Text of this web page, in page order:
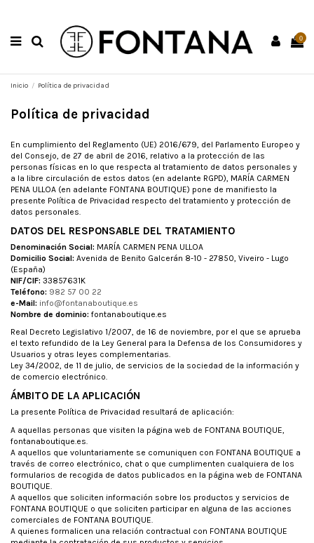
0
Inicio Política de privacidad
Política de privacidad
En cumplimiento del Reglamento (UE) 2016/679, del Parlamento Europeo y
del Consejo, de 27 de abril de 2016, relativo a la protección de las
personas físicas en lo que respecta al tratamiento de datos personales y
a la libre circulación de estos datos (en adelante RGPD), MARÍA CARMEN
PENA ULLOA (en adelante FONTANA BOUTIQUE) pone de manifiesto la
presente Política de Privacidad respecto del tratamiento y protección de
datos personales.
DATOS DEL RESPONSABLE DEL TRATAMIENTO
Denominación Social: MARÍA CARMEN PENA ULLOA
Domicilio Social: Avenida de Benito Galcerán 8-10 - 27850, Viveiro - Lugo
(España)
NIF/CIF: 33857631K
Teléfono: 982 57 00 22
e-Mail: info@fontanaboutique.es
Nombre de dominio: fontanaboutique.es
Real Decreto Legislativo 1/2007, de 16 de noviembre, por el que se aprueba
el texto refundido de la Ley General para la Defensa de los Consumidores y
Usuarios y otras leyes complementarias.
Ley 34/2002, de 11 de julio, de servicios de la sociedad de la información y
de comercio electrónico.
ÁMBITO DE LA APLICACIÓN
La presente Política de Privacidad resultará de aplicación:
A aquellas personas que visiten la página web de FONTANA BOUTIQUE,
fontanaboutique.es.
A aquellos que voluntariamente se comuniquen con FONTANA BOUTIQUE a
través de correo electrónico, chat o que cumplimenten cualquiera de los
formularios de recogida de datos publicados en la página web de FONTANA
BOUTIQUE.
A aquellos que soliciten información sobre los productos y servicios de
FONTANA BOUTIQUE o que soliciten participar en alguna de las acciones
comerciales de FONTANA BOUTIQUE.
A quienes formalicen una relación contractual con FONTANA BOUTIQUE